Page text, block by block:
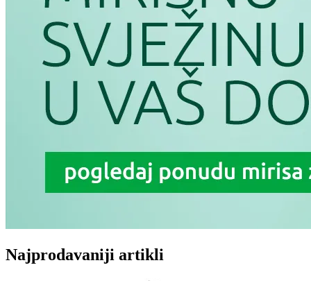
Najprodavaniji artikli